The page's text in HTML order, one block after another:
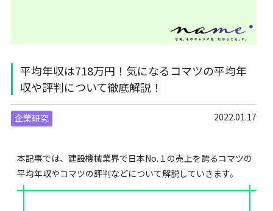
平均年収は718万円！気になるコマツの平均年
収や評判について徹底解説！
企業研究 2022.01.17
本記事では、建設機械業界で日本No.１の売上を誇るコマツの
平均年収やコマツの評判などについて解説していきます。